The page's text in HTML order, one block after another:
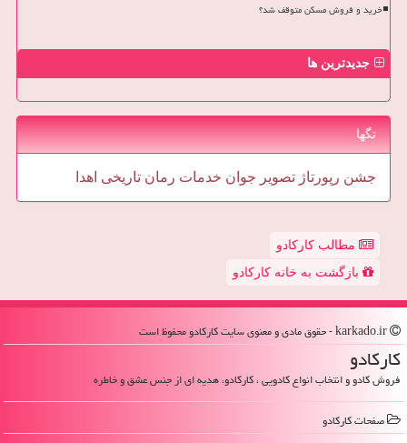
خرید و فروش مسکن متوقف شد؟
جدیدترین ها
تگها
جشن رپورتاژ تصویر جوان خدمات رمان تاریخی اهدا
مطالب کارکادو
بازگشت به خانه کارکادو
كاركادو
فروش کادو و انتخاب انواع کادویی ، کارکادو، هدیه ای از جنس عشق و خاطره
صفحات كاركادو